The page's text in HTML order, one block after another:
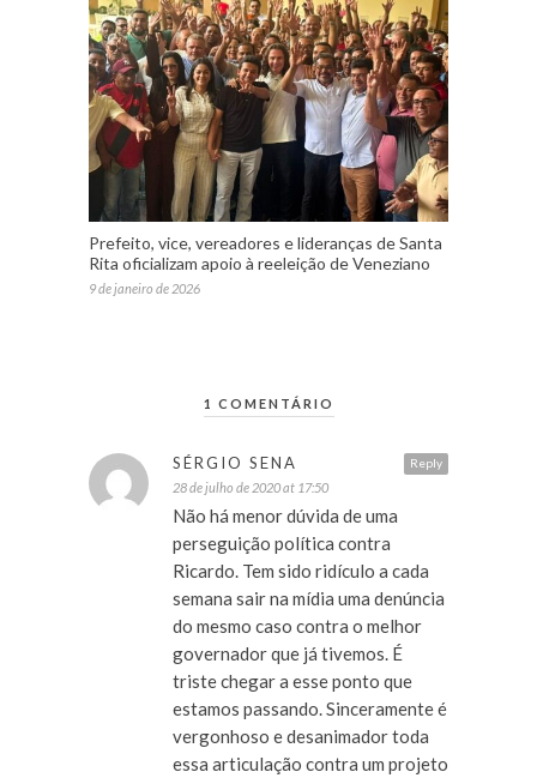
Prefeito, vice, vereadores e lideranças de Santa
Rita oficializam apoio à reeleição de Veneziano
9 de janeiro de 2026
1 COMENTÁRIO
Reply
SÉRGIO SENA
28 de julho de 2020 at 17:50
Não há menor dúvida de uma
perseguição política contra
Ricardo. Tem sido ridículo a cada
semana sair na mídia uma denúncia
do mesmo caso contra o melhor
governador que já tivemos. É
triste chegar a esse ponto que
estamos passando. Sinceramente é
vergonhoso e desanimador toda
essa articulação contra um projeto